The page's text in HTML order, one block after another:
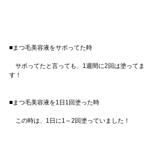
■まつ毛美容液をサボってた時
サボってたと言っても、1週間に2回は塗ってま
す！
■まつ毛美容液を1日1回塗った時
この時は、1日に1～2回塗っていました！